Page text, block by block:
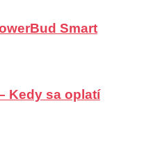
Smart
Kedy sa oplatí